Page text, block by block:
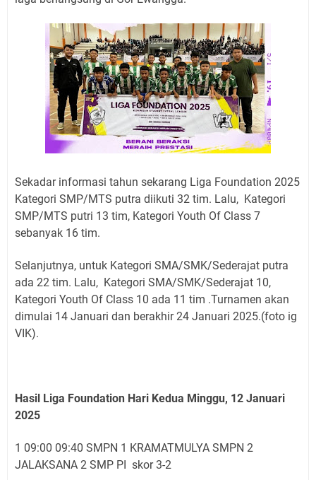
Sekadar informasi tahun sekarang Liga Foundation 2025
Kategori SMP/MTS putra diikuti 32 tim. Lalu, Kategori
SMP/MTS putri 13 tim, Kategori Youth Of Class 7
sebanyak 16 tim.
Selanjutnya, untuk Kategori SMA/SMK/Sederajat putra
ada 22 tim. Lalu, Kategori SMA/SMK/Sederajat 10,
Kategori Youth Of Class 10 ada 11 tim .Turnamen akan
dimulai 14 Januari dan berakhir 24 Januari 2025.(foto ig
VIK).
Hasil Liga Foundation Hari Kedua Minggu, 12 Januari
2025
1 09:00 09:40 SMPN 1 KRAMATMULYA SMPN 2
JALAKSANA 2 SMP PI skor 3-2